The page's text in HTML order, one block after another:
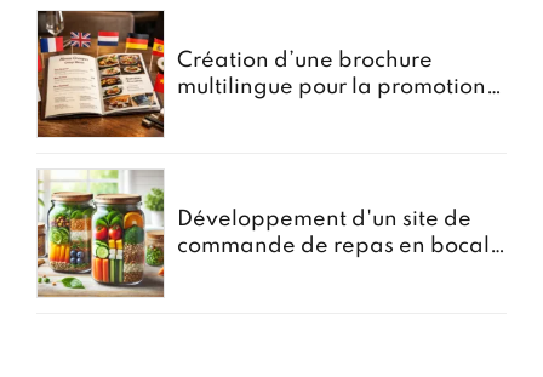
Création d’une brochure
multilingue pour la promotion
Développement d'un site de
commande de repas en bocal -